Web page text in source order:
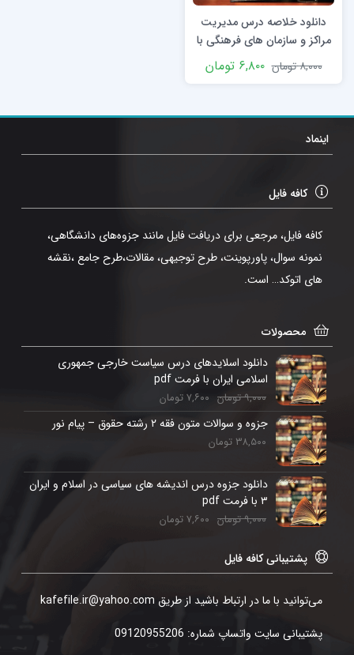
دانلود خلاصه درس مدیریت
مراکز و سازمان های فرهنگی با
فرمت pdf
۸,۰۰۰تومان ۶,۸۰۰ تومان
اینماد
کافه فایل
کافه فایل، مرجعی برای دریافت فایل مانند جزوه‌های دانشگاهی،
نمونه سوال، پاورپوینت، طرح توجیهی، مقالات،طرح جامع ،نقشه
های اتوکد… است.
محصولات
دانلود اسلایدهای درس سیاست خارجی جمهوری
اسلامی ایران با فرمت pdf
۹,۰۰۰تومان ۷,۶۰۰تومان
جزوه و سوالات متون فقه ۲ رشته حقوق – پیام نور
۳۸,۵۰۰ تومان
دانلود جزوه درس اندیشه های سیاسی در اسلام و ایران
۳ با فرمت pdf
۹,۰۰۰تومان ۷,۶۰۰تومان
پشتیبانی کافه فایل
می‌توانید با ما در ارتباط باشید از طریق kafefile.ir@yahoo.com
پشتیبانی سایت واتساپ شماره: 09120955206